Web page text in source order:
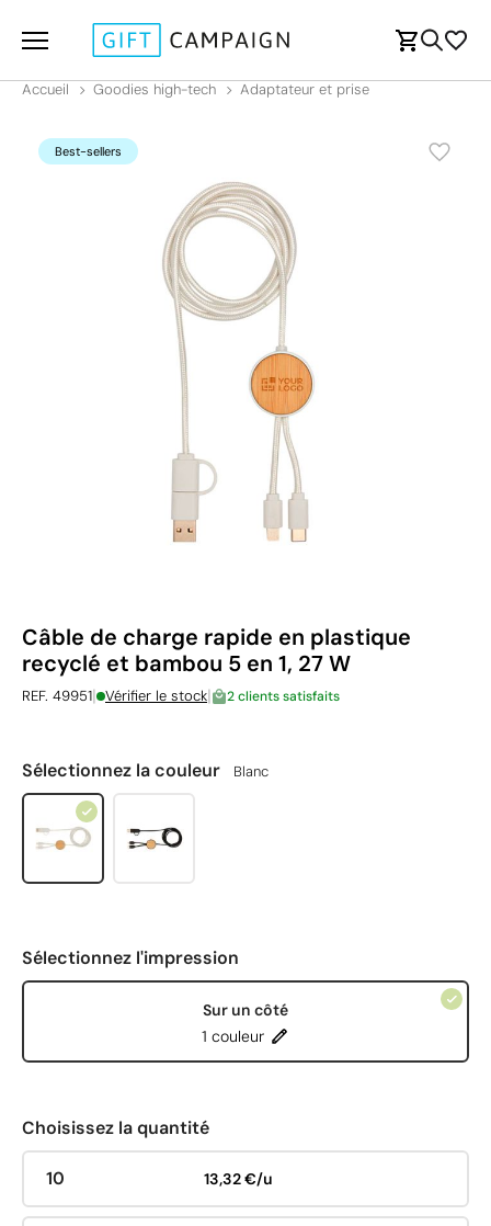
Accueil Goodies high-tech Adaptateur et prise
Best-sellers
Câble de charge rapide en plastique
recyclé et bambou 5 en 1, 27 W
REF. 49951| Vérifier le stock| 2 clients satisfaits
Sélectionnez la couleur Blanc
Sélectionnez l'impression
Sur un côté
1 couleur
Choisissez la quantité
10 13,32 €/u